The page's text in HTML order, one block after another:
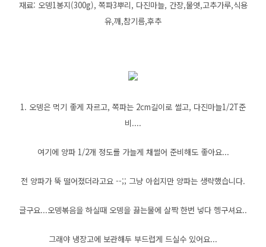
재료: 오뎅1봉지(300g), 쪽파3뿌리, 다진마늘, 간장,물엿,고추가루,식용
유,깨,참기름,후추
1. 오뎅은 먹기 좋게 자르고, 쪽파는 2cm길이로 썰고, 다진마늘1/2T준
비....
여기에 양파 1/2개 정도를 가늘게 채썰어 준비해도 좋아요...
전 양파가 뚝 떨어졌더라고요 --;; 그냥 아쉽지만 양파는 생략했습니다.
글구요...오뎅볶음을 하실때 오뎅을 끓는물에 살짝 한번 넣다 헹구셔요..
그래야 냉장고에 보관해두 부드럽게 드실수 있어요...